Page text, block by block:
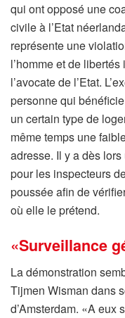
qui ont opposé une
civile à l’Etat
représente une
l’homme et de
l’avocate de l’Etat.
personne qui
un certain type de
même temps une
adresse. Il y a dès
pour les inspecteurs
poussée afin de
où elle le prétend.
«Surveillance
La démonstration
Tijmen Wisman dans
d’Amsterdam. «A eux